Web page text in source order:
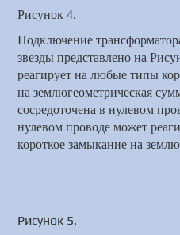
Рисунок 4.
Подключение
звезды представлено на
реагирует на любые типы
наземлюгеометрическая
сосредоточена в нулевом
нулевом проводе может
короткое замыкание наземлю
Рисунок 5.